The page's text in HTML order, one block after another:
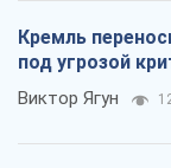
Кремль
под угрозой
Виктор Ягун